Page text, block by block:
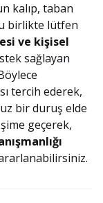
kalıp, taban
birlikte lütfen
ve kişisel
sağlayan
tercih ederek,
bir duruş elde
geçerek,